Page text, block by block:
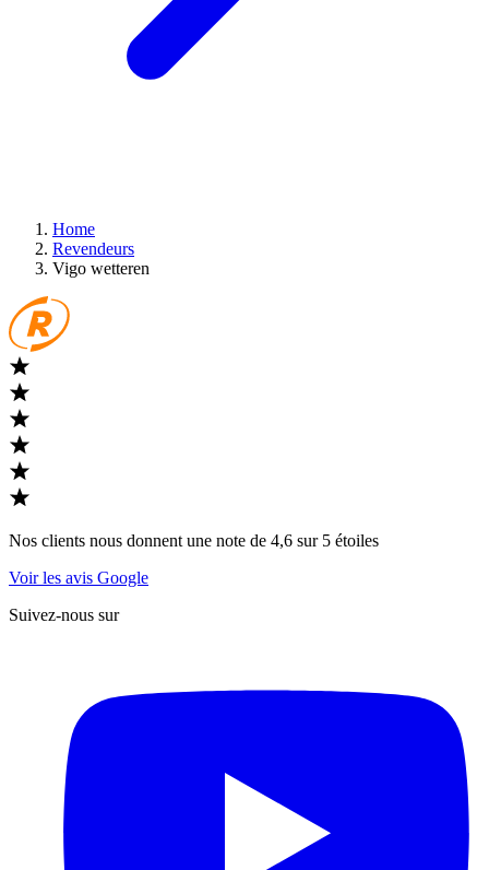
Home
Revendeurs
Vigo wetteren
Nos clients nous donnent une note de 4,6 sur 5 étoiles
Voir les avis Google
Suivez-nous sur